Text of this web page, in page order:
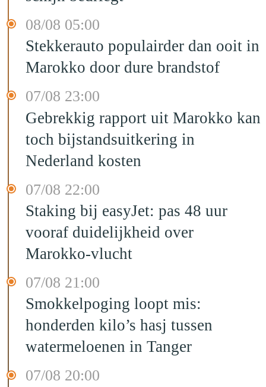
08/08 05:00
Stekkerauto populairder dan ooit in
Marokko door dure brandstof
07/08 23:00
Gebrekkig rapport uit Marokko kan
toch bijstandsuitkering in
Nederland kosten
07/08 22:00
Staking bij easyJet: pas 48 uur
vooraf duidelijkheid over
Marokko-vlucht
07/08 21:00
Smokkelpoging loopt mis:
honderden kilo’s hasj tussen
watermeloenen in Tanger
07/08 20:00